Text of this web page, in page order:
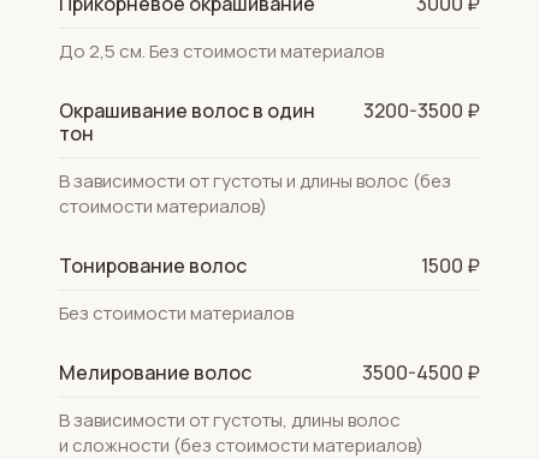
До 2,5 см. Без стоимости материалов
Окрашивание волос в один
тон
3200-3500 ₽
В зависимости от густоты и длины волос (без
стоимости материалов)
Тонирование волос 1500 ₽
Без стоимости материалов
Мелирование волос 3500-4500 ₽
В зависимости от густоты, длины волос
и сложности (без стоимости материалов)